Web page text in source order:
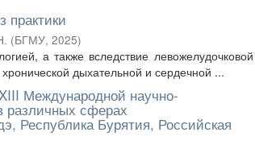
практики
(БГМУ, 2025)
а также вследствие левожелудочковой
дыхательной и сердечной ...
Международной научно-
различных сферах
Республика Бурятия, Российская